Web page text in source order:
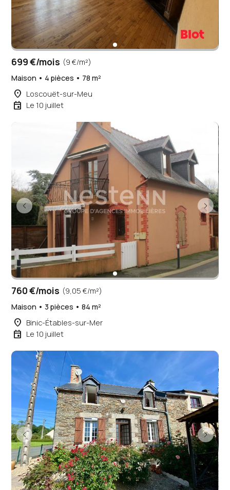
699 €/mois (9 €/m²)
Maison • 4 pièces • 78 m²
place Loscouët-sur-Meu
event Le 10 juillet
760 €/mois (9,05 €/m²)
Maison • 3 pièces • 84 m²
place Binic-Étables-sur-Mer
event Le 10 juillet